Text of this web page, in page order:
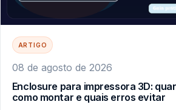
ARTIGO
08 de agosto de 2026
Enclosure para impressora 3D:
como montar e quais erros evitar